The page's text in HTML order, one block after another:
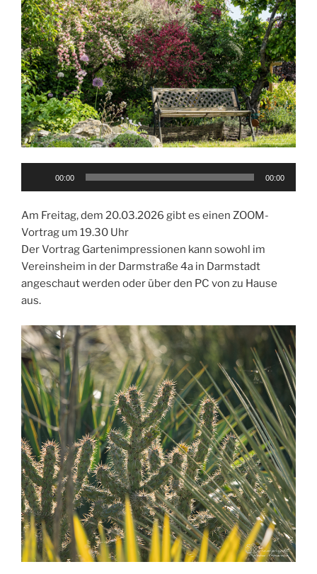
00:00 00:00
Am Freitag, dem 20.03.2026 gibt es einen ZOOM-
Vortrag um 19.30 Uhr
Der Vortrag Gartenimpressionen kann sowohl im
Vereinsheim in der Darmstraße 4a in Darmstadt
angeschaut werden oder über den PC von zu Hause
aus.